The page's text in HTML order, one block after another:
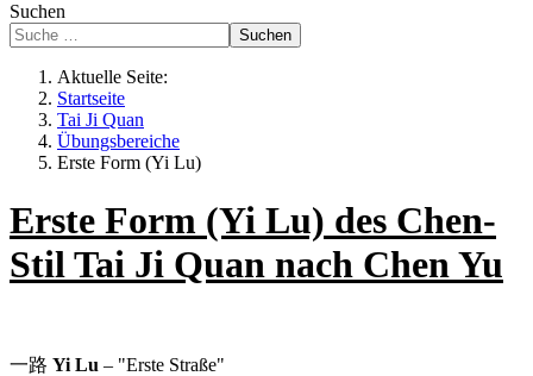
Suchen
Suchen
Aktuelle Seite:
Startseite
Tai Ji Quan
Übungsbereiche
Erste Form (Yi Lu)
Erste Form (Yi Lu) des Chen-
Stil Tai Ji Quan nach Chen Yu
一路 Yi Lu – "Erste Straße"